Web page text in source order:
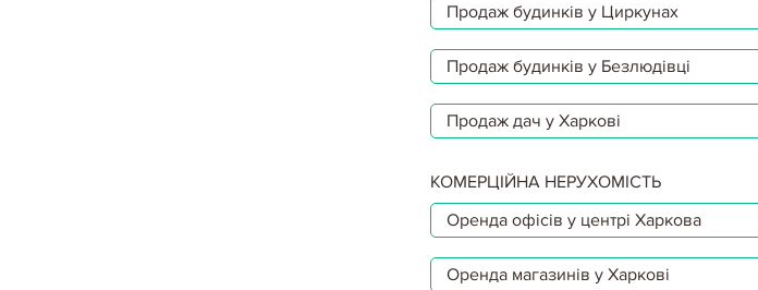
Продаж будинків у Циркунах
Продаж будинків у Безлюдівці
Продаж дач у Харкові
КОМЕРЦІЙНА НЕРУХОМІСТЬ
Оренда офісів у центрі Харкова
Оренда магазинів у Харкові